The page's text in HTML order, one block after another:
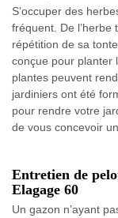
S’occuper des
fréquent. De l’herbe
répétition de sa
conçue pour planter
plantes peuvent
jardiniers ont été
pour rendre votre
de vous concevoir
Entretien de
Elagage 60
Un gazon n’ayant